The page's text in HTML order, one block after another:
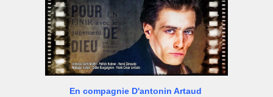
En compagnie D'antonin Artaud